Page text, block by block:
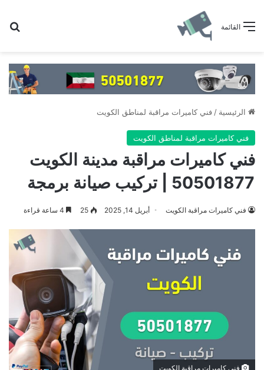
القائمة
الرئيسية / فني كاميرات مراقبة لمناطق الكويت
فني كاميرات مراقبة لمناطق الكويت
فني كاميرات مراقبة مدينة الكويت
50501877 | تركيب صيانة برمجة
فني كاميرات مراقبة الكويت أبريل 14, 2025 25
فني كاميرات مراقبة الكويت